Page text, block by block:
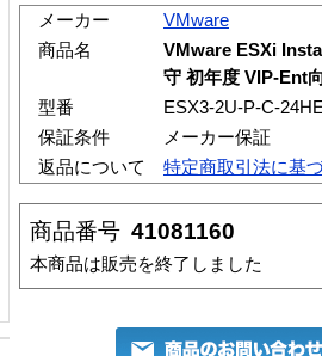
メーカー
VMware
商品名
VMware ESXi
守 初年度 VIP-Ent
型番
ESX3-2U-P-C-
保証条件
メーカー保証
返品について
特定商取引法に基
商品番号 41081160
本商品は販売を終了しました